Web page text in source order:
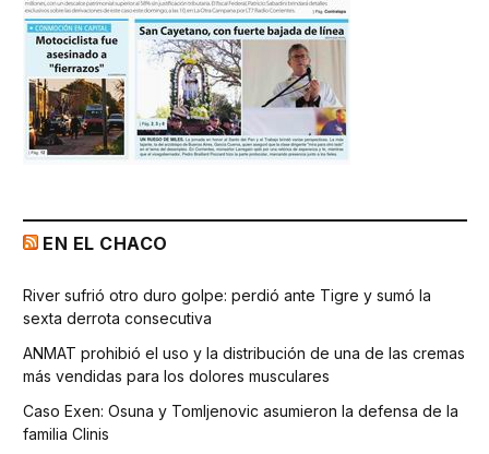
EN EL CHACO
River sufrió otro duro golpe: perdió ante Tigre y sumó la
sexta derrota consecutiva
ANMAT prohibió el uso y la distribución de una de las cremas
más vendidas para los dolores musculares
Caso Exen: Osuna y Tomljenovic asumieron la defensa de la
familia Clinis